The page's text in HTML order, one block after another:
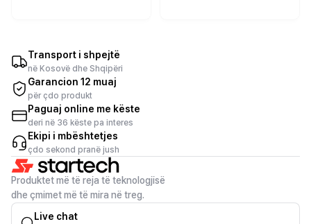
Transport i shpejtë
në Kosovë dhe Shqipëri
Garancion 12 muaj
për çdo produkt
Paguaj online me këste
deri në 36 këste pa interes
Ekipi i mbështetjes
çdo sekond pranë jush
Produktet më të reja të teknologjisë
dhe çmimet më të mira në treg.
Live chat